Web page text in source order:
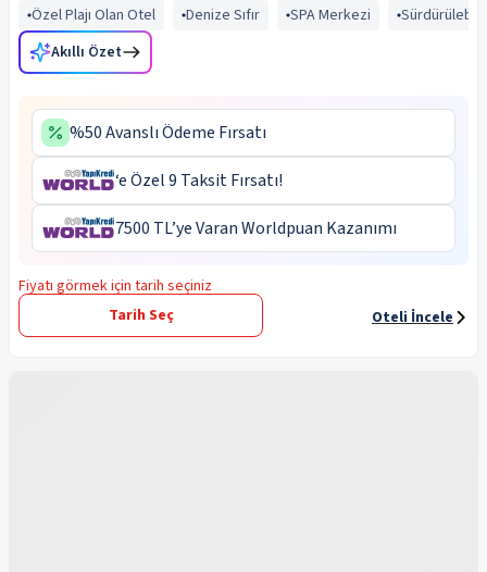
Özel Plajı Olan Otel
Denize Sıfır SPA Merkezi
Akıllı Özet
%50 Avanslı Ödeme Fırsatı
‘e Özel 9 Taksit Fırsatı!
7500 TL’ye Varan Worldpuan Kazanımı
Fiyatı görmek için tarih seçiniz
Tarih Seç
Oteli İncele